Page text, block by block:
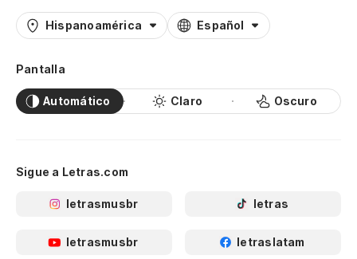
Hispanoamérica Español
Pantalla
Automático Claro Oscuro
Sigue a Letras.com
letrasmusbr letras
letrasmusbr letraslatam